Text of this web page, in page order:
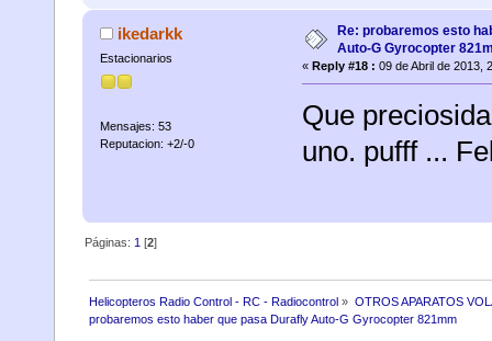
ikedarkk
Estacionarios
Mensajes: 53
Reputacion: +2/-0
Re: probaremos esto
Auto-G Gyrocopter
« Reply #18 : 09 de Abril de 2013,
Que
uno. pufff ...
Páginas: 1 [2]
Helicopteros Radio Control - RC - Radiocontrol » OTROS APARATOS
probaremos esto haber que pasa Durafly Auto-G Gyrocopter 821mm